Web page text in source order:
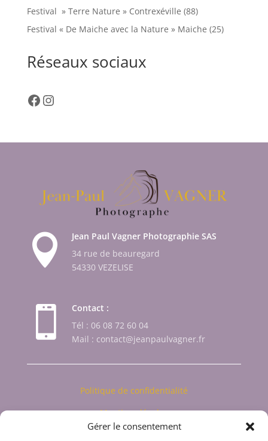
Gérer le consentement
Festival » Terre Nature » Contrexéville (88)
Festival « De Maiche avec la Nature » Maiche (25)
Réseaux sociaux
Facebook
Instagram

Jean Paul Vagner Photographie SAS
34 rue de beauregard
54330 VEZELISE

Contact :
Tél : 06 08 72 60 04
Mail : contact@jeanpaulvagner.fr
Politique de confidentialité
Mentions légales